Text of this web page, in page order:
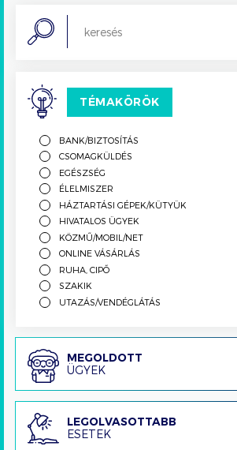
Search
TÉMAKÖRÖK
BANK/BIZTOSÍTÁS
CSOMAGKÜLDÉS
EGÉSZSÉG
ÉLELMISZER
HÁZTARTÁSI GÉPEK/KÜTYÜK
HIVATALOS ÜGYEK
KÖZMŰ/MOBIL/NET
ONLINE VÁSÁRLÁS
RUHA, CIPŐ
SZAKIK
UTAZÁS/VENDÉGLÁTÁS
Megoldott
ügyek
MEGOLDOTT
ÜGYEK
Legolvasottabb
esetek
LEGOLVASOTTABB
ESETEK